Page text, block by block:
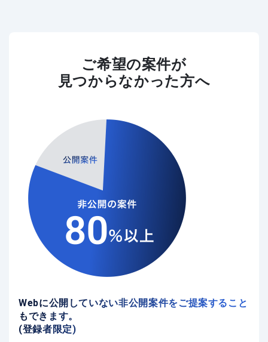
ご希望の案件が
見つからなかった方へ
Webに公開していない非公開案件をご提案すること
もできます。
(登録者限定)